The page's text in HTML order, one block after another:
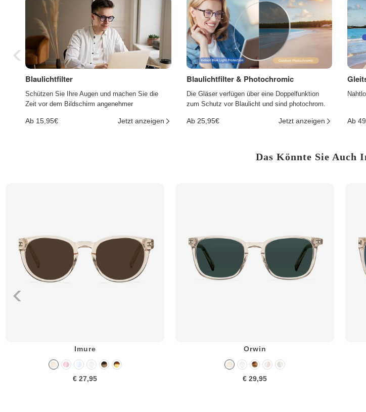
Blaulichtfilter
Schützen Sie Ihre Augen und machen Sie die
Zeit vor dem Bildschirm angenehmer
Ab 15,95€ Jetzt anzeigen
Blaulichtfilter & Photochromic
Die Gläser verfügen über eine Doppelfunktion
zum Schutz vor Blaulicht und sind photochrom.
Ab 25,95€ Jetzt anzeigen Ab
Das Könnte Sie Auch
Imure
€ 27,95
Orwin
€ 29,95